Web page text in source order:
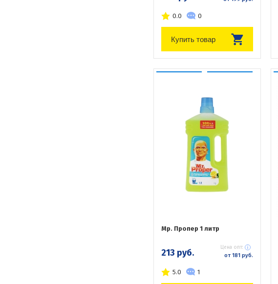
0.0 0
Купить товар
Мр. Пропер 1 литр
213 руб. Цена опт:
от 181 руб.
5.0 1